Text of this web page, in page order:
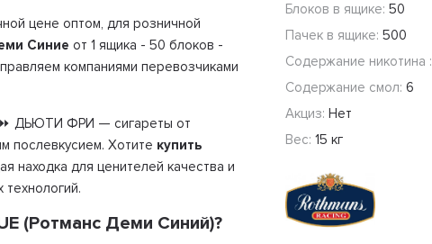
цене оптом, для розничной
Синие от 1 ящика - 50 блоков -
компаниями перевозчиками
⏩ ДЬЮТИ ФРИ — сигареты от
послевкусием. Хотите купить
находка для ценителей качества и
(Ротманс Деми Синий)?
Блоков в ящике: 50
Пачек в ящике: 500
Содержание никотина :
Содержание смол: 6
Акциз: Нет
Вес: 15 кг